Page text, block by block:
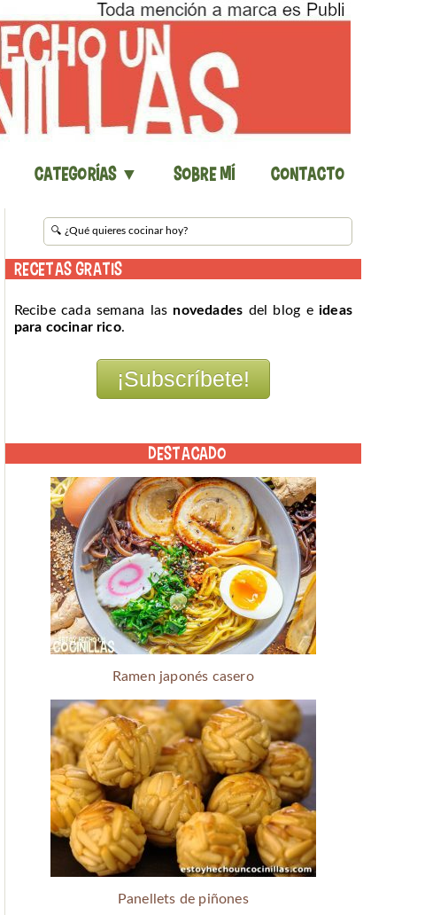
Categorías ▼ Sobre mí Contacto
RECETAS GRATIS
Recibe cada semana las novedades del blog e ideas
para cocinar rico.
DESTACADO
Ramen japonés casero
Panellets de piñones